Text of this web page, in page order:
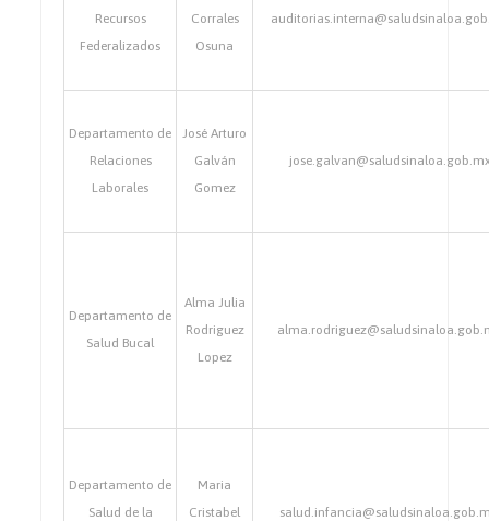
Recursos
Federalizados
Corrales
Osuna
Departamento de
Relaciones
Laborales
José Arturo
Galván
Gomez
Departamento de
Salud Bucal
Alma Julia
Rodriguez
Lopez
Departamento de
Salud de la
Maria
Cristabel